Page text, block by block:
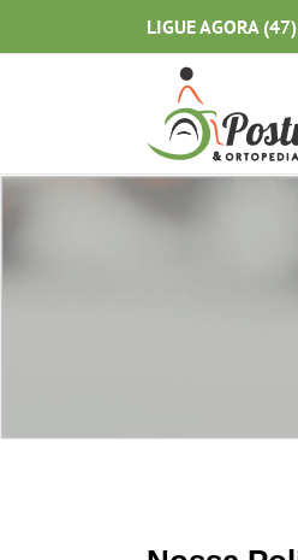
o
LIGUE AGORA